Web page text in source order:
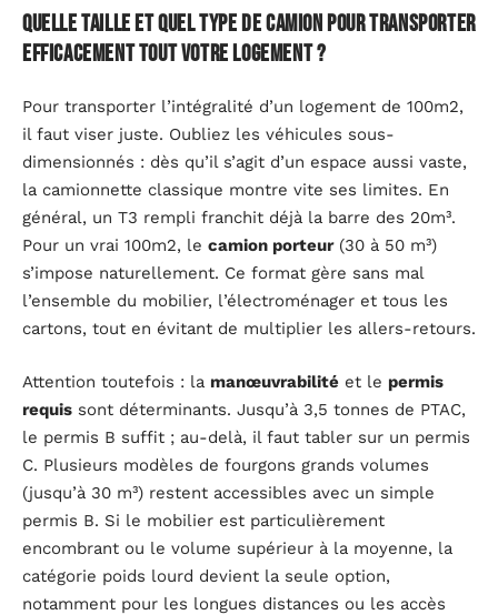
Quelle taille et quel type de camion pour transporter
efficacement tout votre logement ?
Pour transporter l’intégralité d’un logement de 100m2,
il faut viser juste. Oubliez les véhicules sous-
dimensionnés : dès qu’il s’agit d’un espace aussi vaste,
la camionnette classique montre vite ses limites. En
général, un T3 rempli franchit déjà la barre des 20m³.
Pour un vrai 100m2, le camion porteur(30 à 50 m³)
s’impose naturellement. Ce format gère sans mal
l’ensemble du mobilier, l’électroménager et tous les
cartons, tout en évitant de multiplier les allers-retours.
Attention toutefois : la manœuvrabilité et le permis
requis sont déterminants. Jusqu’à 3,5 tonnes de PTAC,
le permis B suffit ; au-delà, il faut tabler sur un permis
C. Plusieurs modèles de fourgons grands volumes
(jusqu’à 30 m³) restent accessibles avec un simple
permis B. Si le mobilier est particulièrement
encombrant ou le volume supérieur à la moyenne, la
catégorie poids lourd devient la seule option,
notamment pour les longues distances ou les accès